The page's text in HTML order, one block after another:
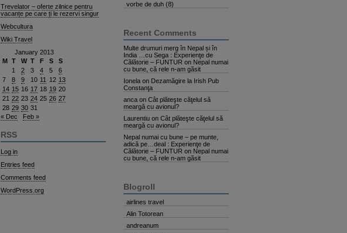
Trevelator – oferte zilnice pentru
vacanțe pe care ți le rezervi singur
Webcultura
Wiki Travel
January 2013
M T W T F S
S
1
2 3 4 5
6
7
8 9 10 11 12 13
14 15 16 17 18 19 20
21 22 23 24 25 26 27
28 29 30 31
« Dec
Feb »
RSS
Log in
Entries feed
Comments feed
WordPress.org
vorbe de duh (8)
Recent Comments
Multe drumuri merg în Nepal și în
India …cu Sega : Experienţe de
Călătorie – FUNTUR on Nepal numai
cu bune, că rele n-am găsit
Ionela on Dezamăgire la Irish Pub
Constanţa
anca on Cât plăteşte căţelul să
meargă cu avionul?
Laurentiu on Cât plăteşte căţelul să
meargă cu avionul?
Nepal numai cu bune – pe munte,
adică pe…deal : Experienţe de
Călătorie – FUNTUR on Nepal numai
cu bune, că rele n-am găsit
Blogroll
airlines travel
Alin Totorean
andreanum